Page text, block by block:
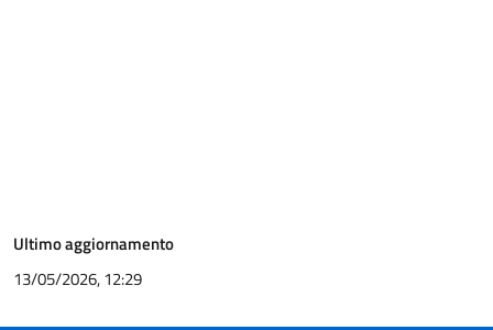
Ultimo aggiornamento
13/05/2026, 12:29